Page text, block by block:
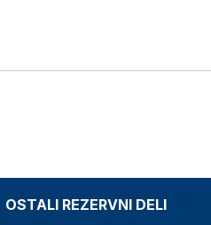
OSTALI REZERVNI DELI